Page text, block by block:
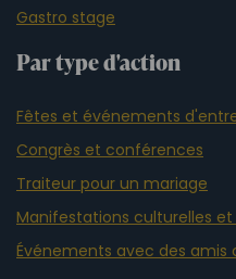
Gastro stage
Par type d'action
Fêtes et événements
Congrès et conférences
Traiteur pour un mariage
Manifestations culturelles
Événements avec des amis